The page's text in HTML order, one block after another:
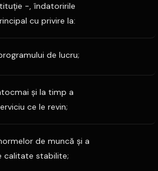
-, îndatoririle
cu privire la:
de lucru;
şi la timp a
ce le revin;
de muncă şi a
calitate stabilite;